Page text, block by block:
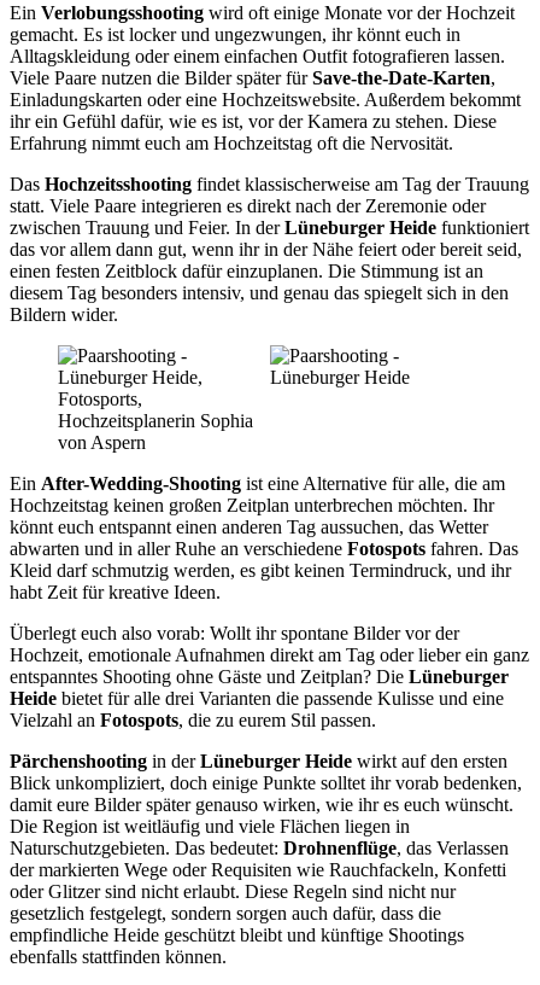
Ein Verlobungsshooting wird oft einige Monate vor der Hochzeit
gemacht. Es ist locker und ungezwungen, ihr könnt euch in
Alltagskleidung oder einem einfachen Outfit fotografieren lassen.
Viele Paare nutzen die Bilder später fürSave-the-Date-Karten,
Einladungskarten oder eine Hochzeitswebsite. Außerdem bekommt
ihr ein Gefühl dafür, wie es ist, vor der Kamera zu stehen. Diese
Erfahrung nimmt euch am Hochzeitstag oft die Nervosität.
Das Hochzeitsshooting findet klassischerweise am Tag der Trauung
statt. Viele Paare integrieren es direkt nach der Zeremonie oder
zwischen Trauung und Feier. In derLüneburger Heide funktioniert
das vor allem dann gut, wenn ihr in der Nähe feiert oder bereit seid,
einen festen Zeitblock dafür einzuplanen. Die Stimmung ist an
diesem Tag besonders intensiv, und genau das spiegelt sich in den
Bildern wider.
Ein After-Wedding-Shooting ist eine Alternative für alle, die am
Hochzeitstag keinen großen Zeitplan unterbrechen möchten. Ihr
könnt euch entspannt einen anderen Tag aussuchen, das Wetter
abwarten und in aller Ruhe an verschiedene Fotospots fahren. Das
Kleid darf schmutzig werden, es gibt keinen Termindruck, und ihr
habt Zeit für kreative Ideen.
Überlegt euch also vorab: Wollt ihr spontane Bilder vor der
Hochzeit, emotionale Aufnahmen direkt am Tag oder lieber ein ganz
entspanntes Shooting ohne Gäste und Zeitplan? Die Lüneburger
Heide bietet für alle drei Varianten die passende Kulisse und eine
Vielzahl an Fotospots, die zu eurem Stil passen.
Pärchenshooting in derLüneburger Heide wirkt auf den ersten
Blick unkompliziert, doch einige Punkte solltet ihr vorab bedenken,
damit eure Bilder später genauso wirken, wie ihr es euch wünscht.
Die Region ist weitläufig und viele Flächen liegen in
Naturschutzgebieten. Das bedeutet: Drohnenflüge, das Verlassen
der markierten Wege oder Requisiten wie Rauchfackeln, Konfetti
oder Glitzer sind nicht erlaubt. Diese Regeln sind nicht nur
gesetzlich festgelegt, sondern sorgen auch dafür, dass die
empfindliche Heide geschützt bleibt und künftige Shootings
ebenfalls stattfinden können.